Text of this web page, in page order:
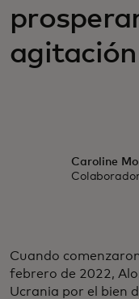
Caroline
Cuando
febrero de 2022,
Ucrania por el bien